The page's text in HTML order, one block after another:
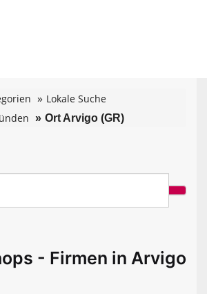
Lokale Suche
Ort Arvigo (GR)
- Firmen in Arvigo